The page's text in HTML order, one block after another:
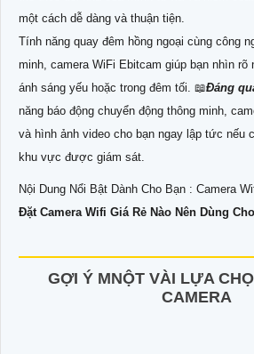
một cách dễ dàng và thuận tiện.
Tính năng quay đêm hồng ngoại cùng công
minh, camera WiFi Ebitcam giúp bạn nhìn rõ
ánh sáng yếu hoặc trong đêm tối. 📖Đáng
năng báo động chuyển động thông minh,
và hình ảnh video cho bạn ngay lập tức nếu
khu vực được giám sát.
Nội Dung Nổi Bật Dành Cho Bạn : Camera
Đặt Camera Wifi Giá Rẻ Nào Nên Dùng
GỢI Ý MNỘT VÀI LỰA
CAMERA